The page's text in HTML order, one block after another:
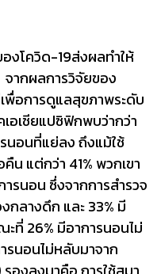
งโควิด-19ส่งผลทำให้
ากผลการวิจัยของ
พื่อการดูแลสุขภาพระดับ
อเชียแปซิฟิกพบว่ากว่า
นอนที่แย่ลง ถึงแม้ใช้
น แต่กว่า 41% พวกเขา
นอน ซึ่งจากการสำรวจ
ลางดึก และ 33% มี
ที่ 26% มีอาการนอนไม่
นอนไม่หลับมาจาก